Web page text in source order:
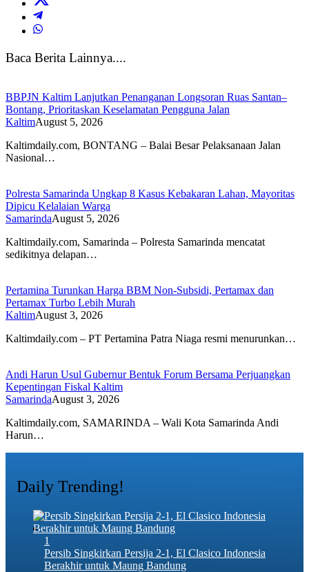
Baca Berita Lainnya....
BBPJN Kaltim Lanjutkan Penanganan Longsoran Ruas Santan–
Bontang, Prioritaskan Keselamatan Pengguna Jalan
KaltimAugust 5, 2026
Kaltimdaily.com, BONTANG – Balai Besar Pelaksanaan Jalan
Nasional…
Polresta Samarinda Ungkap 8 Kasus Kebakaran Lahan, Mayoritas
Dipicu Kelalaian Warga
SamarindaAugust 5, 2026
Kaltimdaily.com, Samarinda – Polresta Samarinda mencatat
sedikitnya delapan…
Pertamina Turunkan Harga BBM Non-Subsidi, Pertamax dan
Pertamax Turbo Lebih Murah
KaltimAugust 3, 2026
Kaltimdaily.com – PT Pertamina Patra Niaga resmi menurunkan…
Andi Harun Usul Gubernur Bentuk Forum Bersama Perjuangkan
Kepentingan Fiskal Kaltim
SamarindaAugust 3, 2026
Kaltimdaily.com, SAMARINDA – Wali Kota Samarinda Andi
Harun…
Daily Trending!
1
Persib Singkirkan Persija 2-1, El Clasico Indonesia
Berakhir untuk Maung Bandung